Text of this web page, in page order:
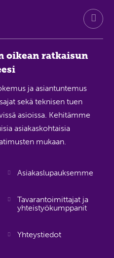
oikean ratkaisun
ja asiantuntemus
sekä teknisen tuen
asioissa. Kehitämme
asiakaskohtaisia
mukaan.
Asiakaslupauksemme
Tavarantoimittajat ja
yhteistyökumppanit
Yhteystiedot